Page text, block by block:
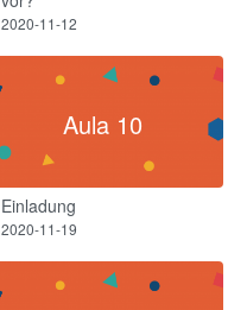
2020-11-12
Aula 10
Einladung
2020-11-19